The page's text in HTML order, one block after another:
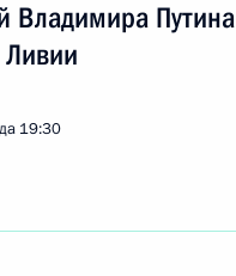
Владимира Путина
Ливии
19:30